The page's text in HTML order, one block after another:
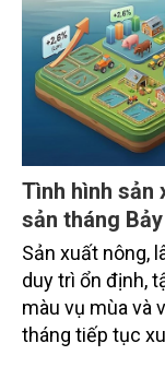
Tình hình sản
sản tháng
Sản xuất nông,
duy trì ổn định,
màu vụ mùa và
tháng tiếp tục